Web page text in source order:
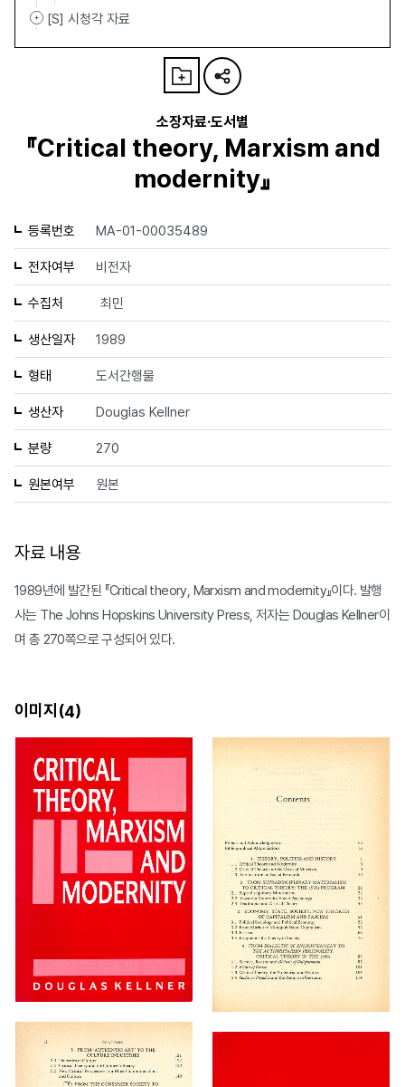
[S] 시청각 자료
소장자료·도서별
『Critical theory, Marxism and
modernity』
등록번호 MA-01-00035489
전자여부 비전자
수집처 최민
생산일자 1989
형태 도서간행물
생산자 Douglas Kellner
분량 270
원본여부 원본
자료 내용
1989년에 발간된 『Critical theory, Marxism and modernity』이다. 발행
사는 The Johns Hopskins University Press, 저자는 Douglas Kellner이
며 총 270쪽으로 구성되어 있다.
이미지(4)